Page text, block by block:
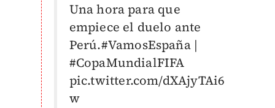
Una hora para que
empiece el duelo ante
Perú.#VamosEspaña|
#CopaMundialFIFA
pic.twitter.com/dXAjyTAi6
w